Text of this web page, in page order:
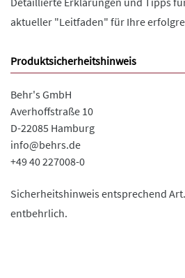
aktueller "Leitfaden" für Ihre
Produktsicherheitshinweis
Behr's GmbH
Averhoffstraße 10
D-22085 Hamburg
info@behrs.de
+49 40 227008-0
Sicherheitshinweis entsprechend Art.
entbehrlich.